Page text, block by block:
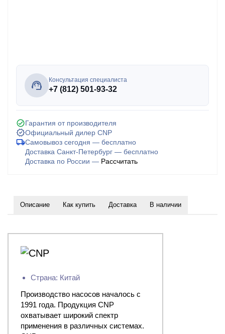
Консультация специалиста
+7 (812) 501-93-32
Гарантия от производителя
Официальный дилер CNP
Самовывоз сегодня — бесплатно
Доставка Санкт-Петербург — бесплатно
Доставка по России — Рассчитать
Описание Как купить Доставка В наличии
Страна: Китай
Производство насосов началось с
1991 года. Продукция CNP
охватывает широкий спектр
применения в различных системах.